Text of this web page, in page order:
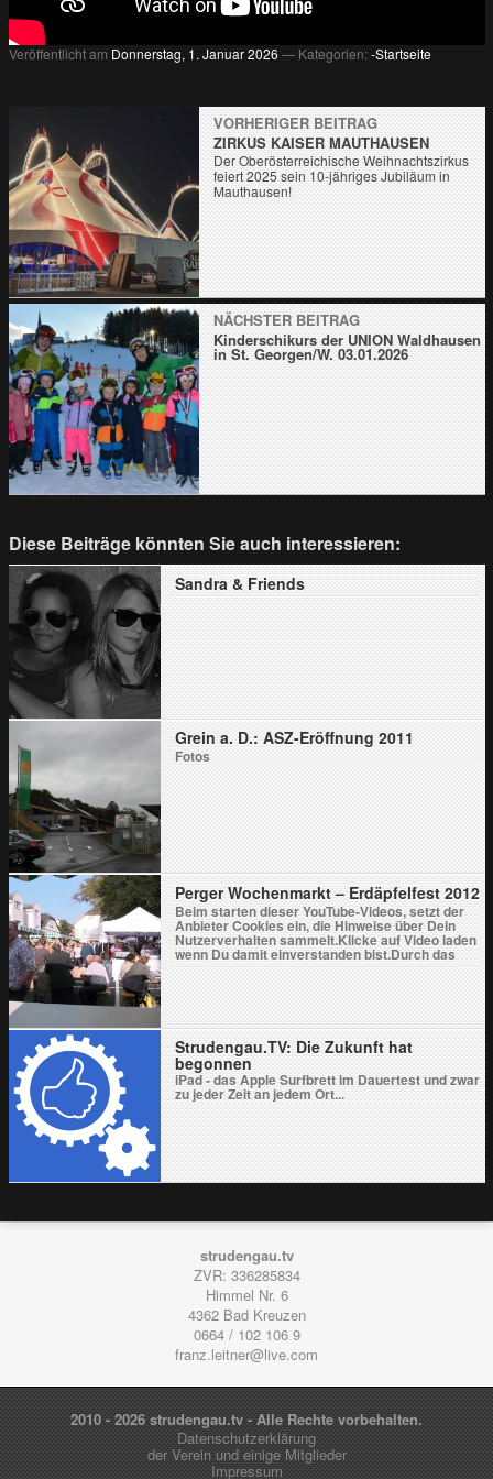
Veröffentlicht am Donnerstag, 1. Januar 2026 — Kategorien:-Startseite
VORHERIGER BEITRAG
ZIRKUS KAISER MAUTHAUSEN
Der Oberösterreichische Weihnachtszirkus
feiert 2025 sein 10-jähriges Jubiläum in
Mauthausen!
NÄCHSTER BEITRAG
Kinderschikurs der UNION Waldhausen
in St. Georgen/W. 03.01.2026
Diese Beiträge könnten Sie auch interessieren:
Sandra & Friends
Grein a. D.: ASZ-Eröffnung 2011
Fotos
Perger Wochenmarkt – Erdäpfelfest 2012
Beim starten dieser YouTube-Videos, setzt der
Anbieter Cookies ein, die Hinweise über Dein
Nutzerverhalten sammelt.Klicke auf Video laden
wenn Du damit einverstanden bist.Durch das
Laden des Videos akzeptierst Du die
Datenschutzerklärung von YouTube.Weitere
Informationen zur Datenschutzrichtlinie von
YouTube findest Du hier: Google - Privacy &
Terms. Blockiere YouTube-Videos in Zukunft
nicht mehr. Video laden Produced […]
Strudengau.TV: Die Zukunft hat
begonnen
iPad - das Apple Surfbrett im Dauertest und zwar
zu jeder Zeit an jedem Ort...
strudengau.tv
ZVR: 336285834
Himmel Nr. 6
4362 Bad Kreuzen
0664 / 102 106 9
franz.leitner@live.com
2010 - 2026 strudengau.tv - Alle Rechte vorbehalten.
Datenschutzerklärung
der Verein und einige Mitglieder
Impressum